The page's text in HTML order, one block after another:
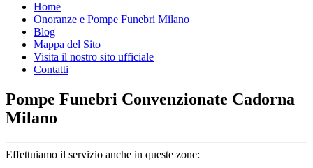
Home
Onoranze e Pompe Funebri Milano
Blog
Mappa del Sito
Visita il nostro sito ufficiale
Contatti
Pompe Funebri Convenzionate Cadorna
Milano
Effettuiamo il servizio anche in queste zone: